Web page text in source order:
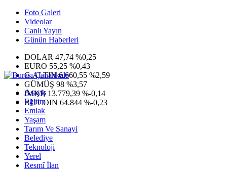
Foto Galeri
Videolar
Canlı Yayın
Günün Haberleri
DOLAR 47,74 %0,25
EURO 55,25 %0,43
G.ALTIN6.660,55 %2,59
GÜMÜŞ 98 %3,57
IMKB 13.779,39 %-0,14
BITCOIN 64.844 %-0,23
Asayiş
Eğitim
Emlak
Yaşam
Tarım Ve Sanayi
Belediye
Teknoloji
Yerel
Resmî İlan